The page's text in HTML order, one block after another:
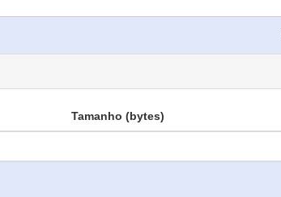
Tamanho (bytes)